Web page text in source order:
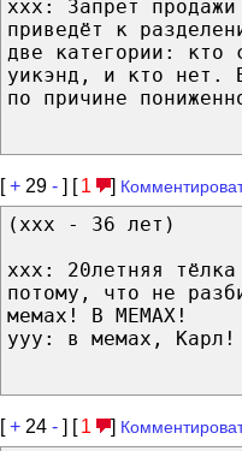
ххх: Запрет
приведёт к
две категории: кто
уикэнд, и кто нет.
по причине
[+ 29 - ] [ 1 ]
(xxx - 36 лет)
ххх: 20летняя
потому, что не
мемах! В МЕМАХ!
yyy: в мемах, Карл!
[+ 24 - ] [ 1 ]